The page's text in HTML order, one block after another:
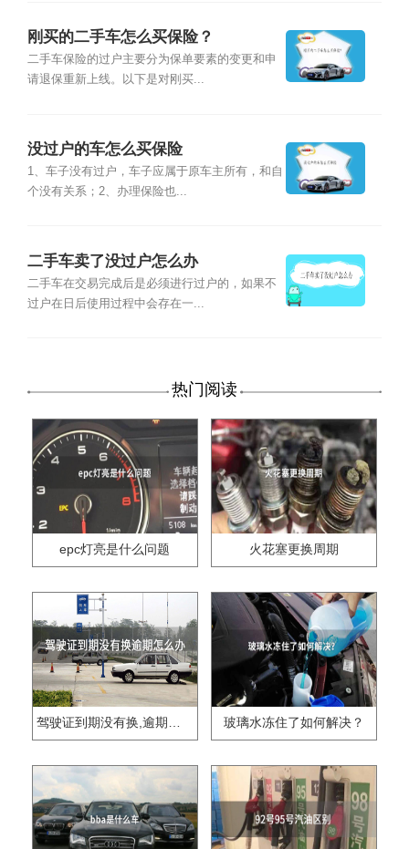
刚买的二手车怎么买保险？
二手车保险的过户主要分为保单要素的变更和申
请退保重新上线。以下是对刚买...
没过户的车怎么买保险
1、车子没有过户，车子应属于原车主所有，和自
个没有关系；2、办理保险也...
二手车卖了没过户怎么办
二手车在交易完成后是必须进行过户的，如果不
过户在日后使用过程中会存在一...
热门阅读
epc灯亮是什么问题 火花塞更换周期
驾驶证到期没有换,逾期怎么办?? 玻璃水冻住了如何解决？